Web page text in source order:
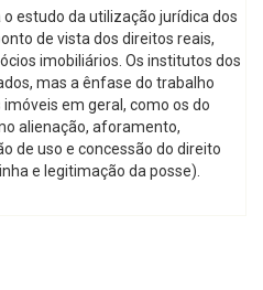
estudo da utilização jurídica dos
de vista dos direitos reais,
imobiliários. Os institutos dos
mas a ênfase do trabalho
em geral, como os do
alienação, aforamento,
de uso e concessão do direito
e legitimação da posse).